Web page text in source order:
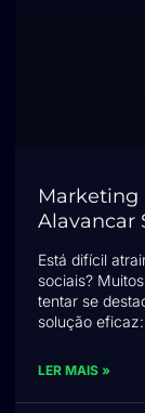
Marketing
Alavancar
Está difícil
sociais?
tentar se
solução
LER MAIS »